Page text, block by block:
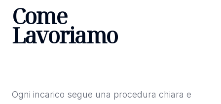
Come
Lavoriamo
Ogni incarico segue una procedura chiara e